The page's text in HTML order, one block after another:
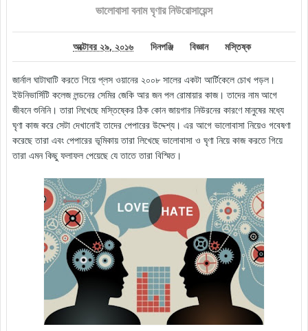
ভালোবাসা বনাম ঘৃণার নিউরোসায়েন্স
অক্টোবর ২৯, ২০১৬ দিনপঞ্জি বিজ্ঞান মস্তিষ্ক
জার্নাল ঘাটাঘাটি করতে গিয়ে প্লস ওয়ানের ২০০৮ সালের একটা আর্টিকেলে চোখ পড়ল।
ইউনিভার্সিটি কলেজ লন্ডনের সেমির জেকি আর জন পল রোমায়ার কাজ। তাদের নাম আগে
জীবনে শুনিনি। তারা লিখেছে মস্তিষ্কের ঠিক কোন জায়গার নিউরনের কারণে মানুষের মধ্যে
ঘৃণা কাজ করে সেটা দেখানোই তাদের পেপারের উদ্দেশ্য। এর আগে ভালোবাসা নিয়েও গবেষণা
করেছে তারা এবং পেপারের ভূমিকায় তারা লিখেছে ভালোবাসা ও ঘৃণা নিয়ে কাজ করতে গিয়ে
তারা এমন কিছু ফলাফল পেয়েছে যে তাতে তারা বিস্মিত।